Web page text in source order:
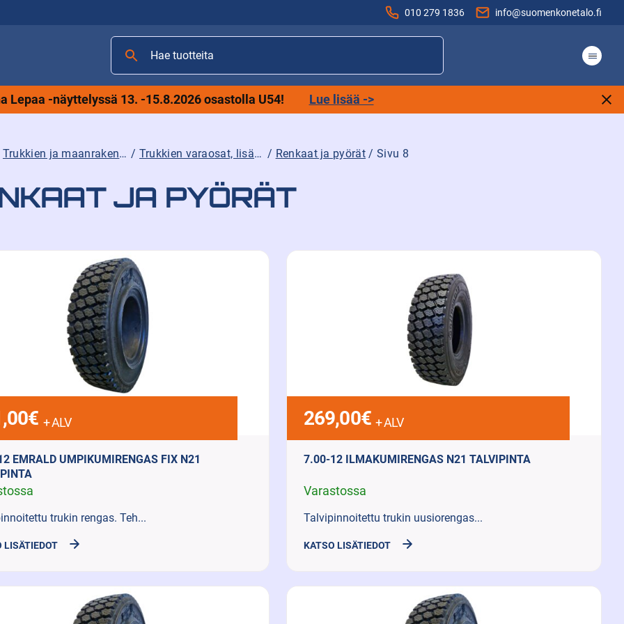
010 279 1836 info@suomenkonetalo.fi
Hae
tuotteita
Lepaa -näyttelyssä 13. -15.8.2026 osastolla U54! Lue lisää ->
Trukkien ja maanrakennuskoneiden tarvikkeet sekä varaosat ja lisävarusteet / Trukkien varaosat, lisävarusteet ja tarvikkeet / Renkaat ja pyörät / Sivu 8
JA PYÖRÄT
€ + ALV
EMRALD UMPIKUMIRENGAS FIX N21
trukin rengas. Teh...
LISÄTIEDOT
269,00€ + ALV
7.00-12 ILMAKUMIRENGAS N21 TALVIPINTA
Varastossa
Talvipinnoitettu trukin uusiorengas...
KATSO LISÄTIEDOT